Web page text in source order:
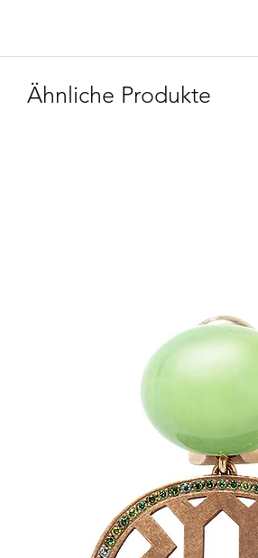
Ähnliche Produkte